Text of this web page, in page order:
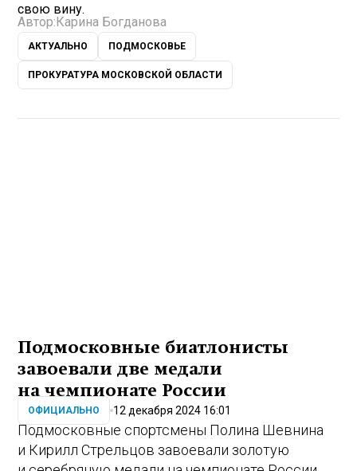
свою вину.
Автор: Карина Богданова
АКТУАЛЬНО ПОДМОСКОВЬЕ
ПРОКУРАТУРА МОСКОВСКОЙ ОБЛАСТИ
Подмосковные биатлонисты
завоевали две медали
на чемпионате России
ОФИЦИАЛЬНО 12 декабря 2024 16:01
Подмосковные спортсмены Полина Шевнина
и Кирилл Стрельцов завоевали золотую